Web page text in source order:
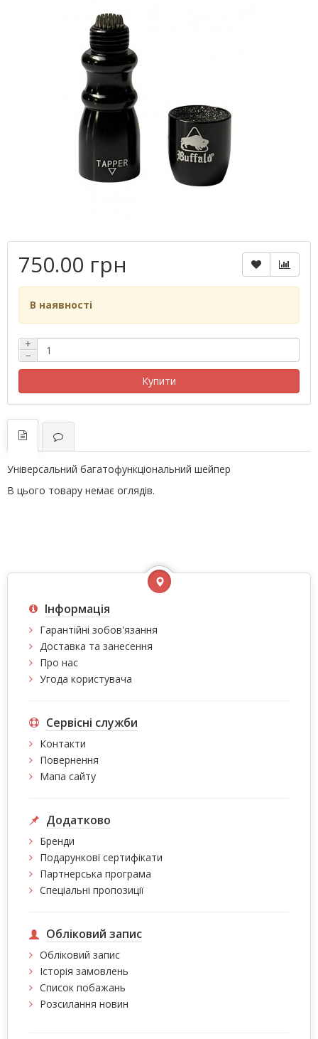
750.00 грн
В наявності
+
−
Купити
Універсальний багатофункціональний шейпер
В цього товару немає оглядів.
Інформація
Гарантійні зобов'язання
Доставка та занесення
Про нас
Угода користувача
Сервісні служби
Контакти
Повернення
Мапа сайту
Додатково
Бренди
Подарункові сертифікати
Партнерська програма
Спеціальні пропозиції
Обліковий запис
Обліковий запис
Історія замовлень
Список побажань
Розсилання новин